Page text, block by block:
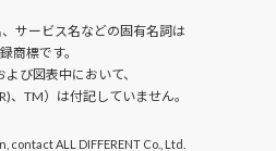
サービス名などの固有名詞は
商標です。
び図表中において、
、TM）は付記していません。
ALL DIFFERENT Co., Ltd.